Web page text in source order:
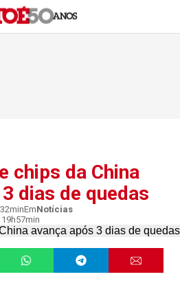
chips da China
dias de quedas
EmNotícias